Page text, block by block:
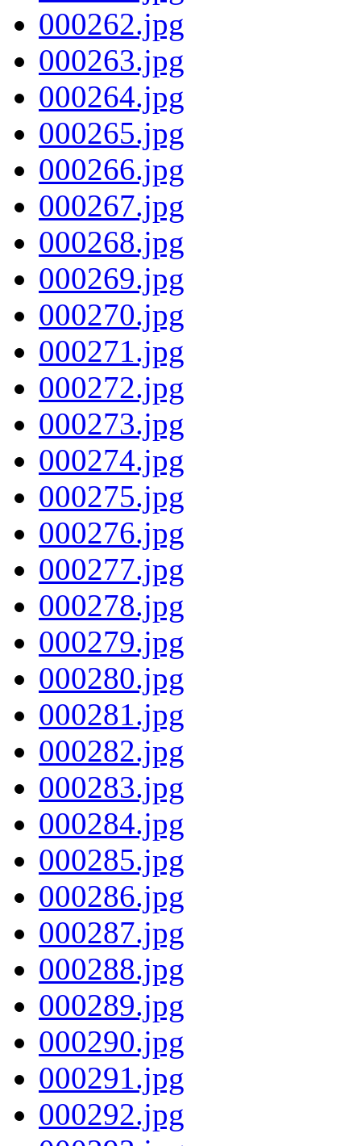
000262.jpg
000263.jpg
000264.jpg
000265.jpg
000266.jpg
000267.jpg
000268.jpg
000269.jpg
000270.jpg
000271.jpg
000272.jpg
000273.jpg
000274.jpg
000275.jpg
000276.jpg
000277.jpg
000278.jpg
000279.jpg
000280.jpg
000281.jpg
000282.jpg
000283.jpg
000284.jpg
000285.jpg
000286.jpg
000287.jpg
000288.jpg
000289.jpg
000290.jpg
000291.jpg
000292.jpg